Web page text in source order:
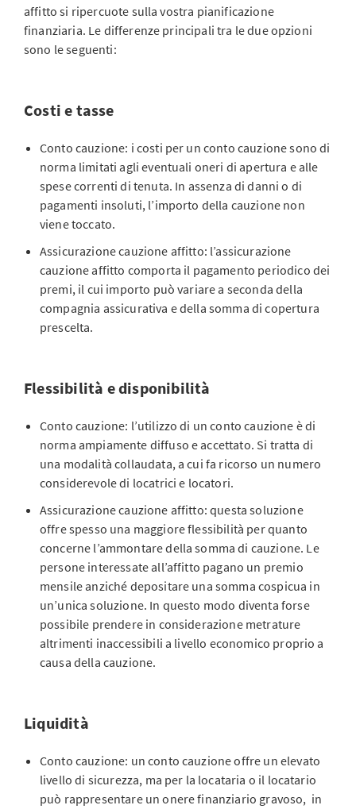
affitto si ripercuote sulla vostra pianificazione
finanziaria. Le differenze principali tra le due opzioni
sono le seguenti:
Costi e tasse
Conto cauzione: i costi per un conto cauzione sono di
norma limitati agli eventuali oneri di apertura e alle
spese correnti di tenuta. In assenza di danni o di
pagamenti insoluti, l’importo della cauzione non
viene toccato.
Assicurazione cauzione affitto: l’assicurazione
cauzione affitto comporta il pagamento periodico dei
premi, il cui importo può variare a seconda della
compagnia assicurativa e della somma di copertura
prescelta.
Flessibilità e disponibilità
Conto cauzione: l’utilizzo di un conto cauzione è di
norma ampiamente diffuso e accettato. Si tratta di
una modalità collaudata, a cui fa ricorso un numero
considerevole di locatrici e locatori.
Assicurazione cauzione affitto: questa soluzione
offre spesso una maggiore flessibilità per quanto
concerne l’ammontare della somma di cauzione. Le
persone interessate all’affitto pagano un premio
mensile anziché depositare una somma cospicua in
un’unica soluzione. In questo modo diventa forse
possibile prendere in considerazione metrature
altrimenti inaccessibili a livello economico proprio a
causa della cauzione.
Liquidità
Conto cauzione: un conto cauzione offre un elevato
livello di sicurezza, ma per la locataria o il locatario
può rappresentare un onere finanziario gravoso, in